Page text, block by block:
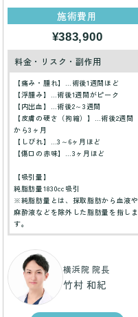
施術費用
¥383,900
料金・リスク・副作用
【痛み・腫れ】…術後1週間ほど
【浮腫み】…術後1週間がピーク
【内出血】…術後2～3週間
【皮膚の硬さ（拘縮）】…術後2週間
から3ヶ月
【しびれ】…3～6ヶ月ほど
【傷口の赤味】…3ヶ月ほど
【吸引量】
純脂肪量1830cc吸引
※純脂肪量とは、採取脂肪から血液や
麻酔液などを除外した脂肪量を指しま
す。
横浜院 院長
竹村 和紀